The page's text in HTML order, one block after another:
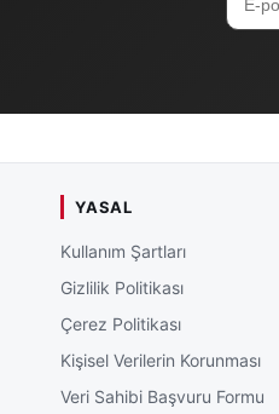
YASAL
Kullanım Şartları
Gizlilik Politikası
Çerez Politikası
Kişisel Verilerin Korunması
Veri Sahibi Başvuru Formu